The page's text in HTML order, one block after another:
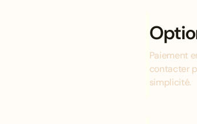
Paiement
contacter
simplicité.